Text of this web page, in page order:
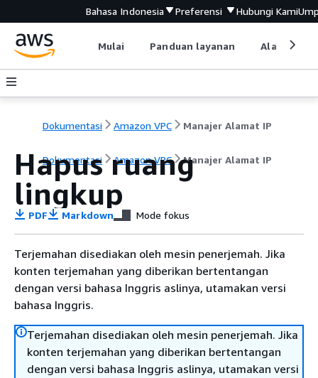
Bahasa Indonesia Preferensi Hubungi Kami
Mulai Panduan layanan Alat
Dokumentasi Amazon VPC Manajer Alamat IP
Dokumentasi Amazon VPC Manajer Alamat IP
Hapus ruang
lingkup
PDF Markdown Mode fokus
Terjemahan disediakan oleh mesin penerjemah. Jika
konten terjemahan yang diberikan bertentangan
dengan versi bahasa Inggris aslinya, utamakan versi
bahasa Inggris.
Terjemahan disediakan oleh mesin penerjemah. Jika
konten terjemahan yang diberikan bertentangan
dengan versi bahasa Inggris aslinya, utamakan versi